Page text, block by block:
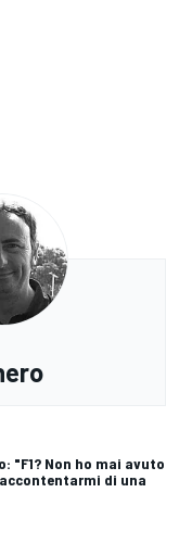
"F1? Non ho mai avuto
di una